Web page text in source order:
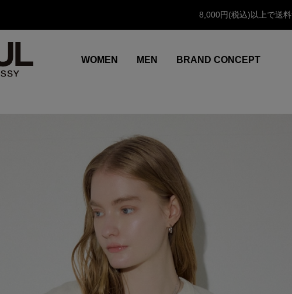
8,000円(税込)以上で送料
WOMEN MEN BRAND CONCEPT